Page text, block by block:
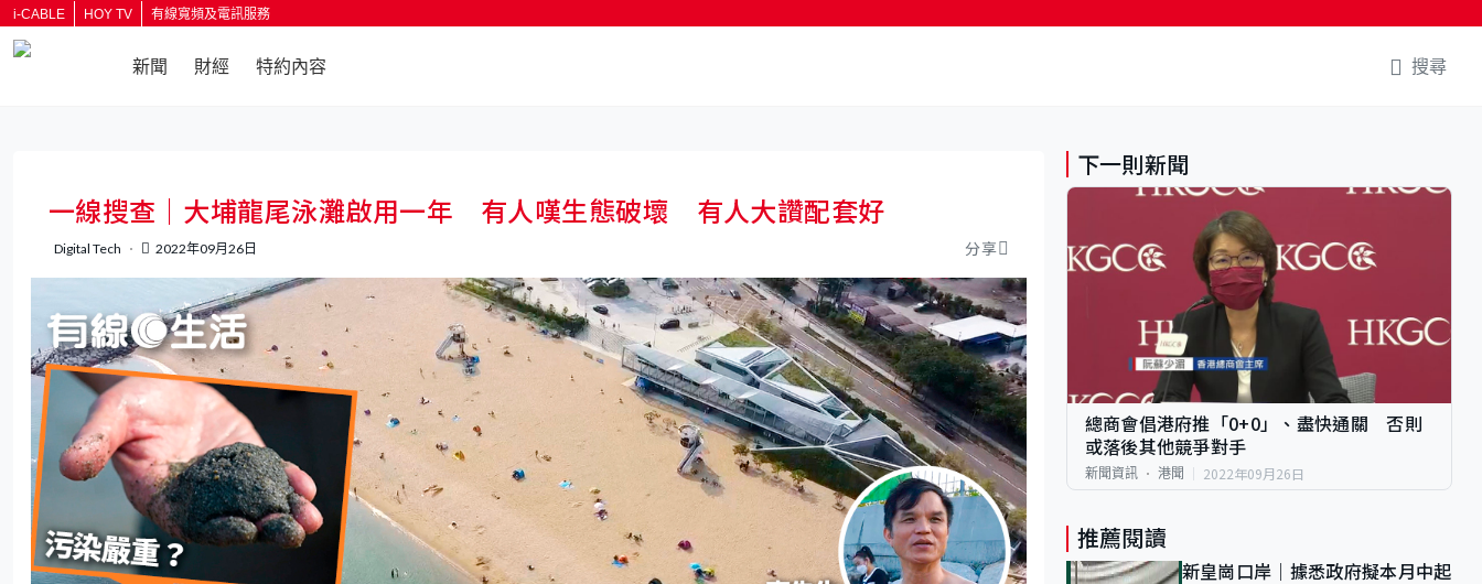
i-CABLE HOY TV 有線寬頻及電訊服務
新聞 財經 特約內容 搜尋
一線搜查｜大埔龍尾泳灘啟用一年 有人嘆生態破壞 有人大讚配套好
Digital Tech 2022年09月26日 分享
下一則新聞
總商會倡港府推「0+0」、盡快通關 否則
或落後其他競爭對手
新聞資訊 港聞 2022年09月26日
推薦閱讀
新皇崗口岸｜據悉政府擬本月中起